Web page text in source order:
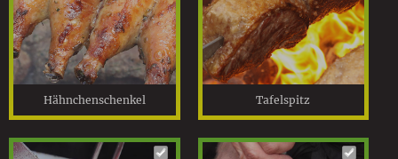
Hähnchenschenkel Tafelspitz